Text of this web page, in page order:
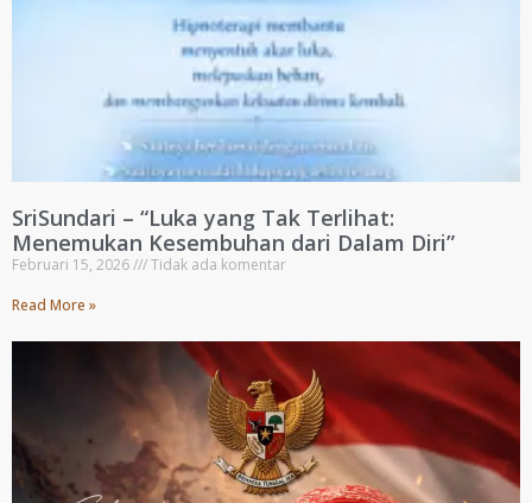
SriSundari – “Luka yang Tak Terlihat:
Menemukan Kesembuhan dari Dalam Diri”
Februari 15, 2026
Tidak ada komentar
Read More »